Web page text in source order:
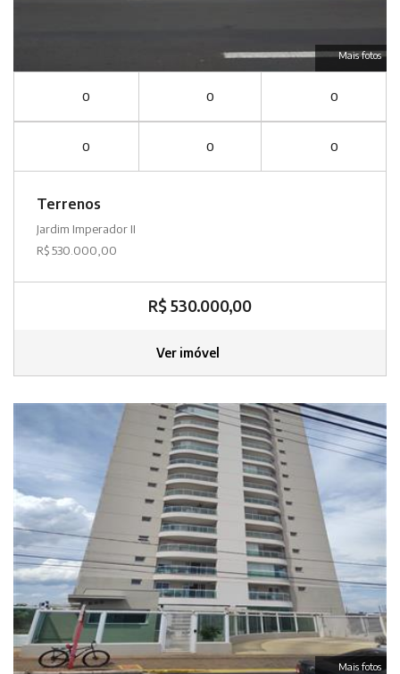
Mais fotos
0 0 0
0 0 0
Terrenos
Jardim Imperador II
R$ 530.000,00
R$ 530.000,00
Ver imóvel
Mais fotos